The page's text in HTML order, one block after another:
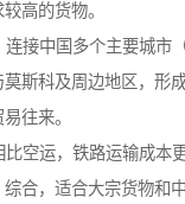
高的货物。
连接中国多个主要城市
斯科及周边地区，形
往来。
比空运，铁路运输成本
合，适合大宗货物和中